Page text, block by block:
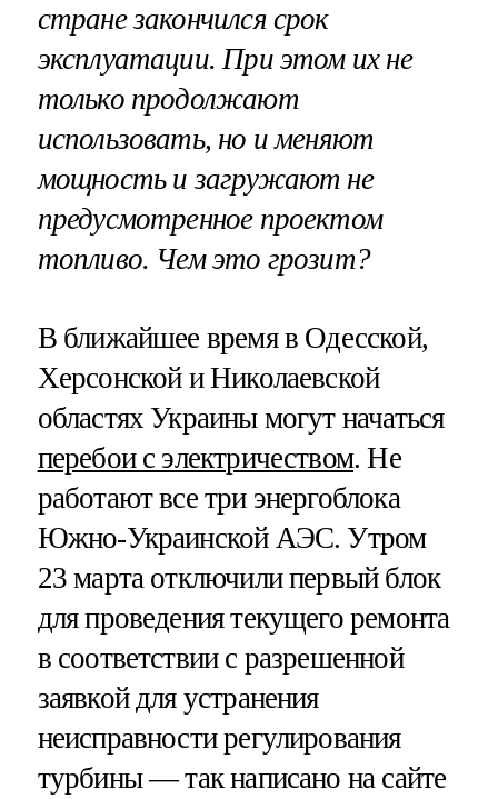
стране закончился срок
эксплуатации. При этом их не
только продолжают
использовать, но и меняют
мощность и загружают не
предусмотренное проектом
топливо. Чем это грозит?
В ближайшее время в Одесской,
Херсонской и Николаевской
областях Украины могут начаться
перебои с электричеством. Не
работают все три энергоблока
Южно-Украинской АЭС. Утром
23 марта отключили первый блок
для проведения текущего ремонта
в соответствии с разрешенной
заявкой для устранения
неисправности регулирования
турбины — так написано на сайте